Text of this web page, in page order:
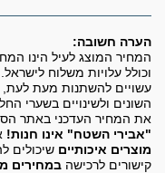
הערה חשובה:
המחיר המוצג לעיל הינו
וכולל עלויות משלוח לישראל.
עשויים להשתנות מעת לעת,
השונים ולשינויים בשערי
את המחיר העדכני באתר הספק
"אבירי השטח" אינו חנות!
מוצרים איכותייםשיכולים
קישורים לרכישהבמחירים